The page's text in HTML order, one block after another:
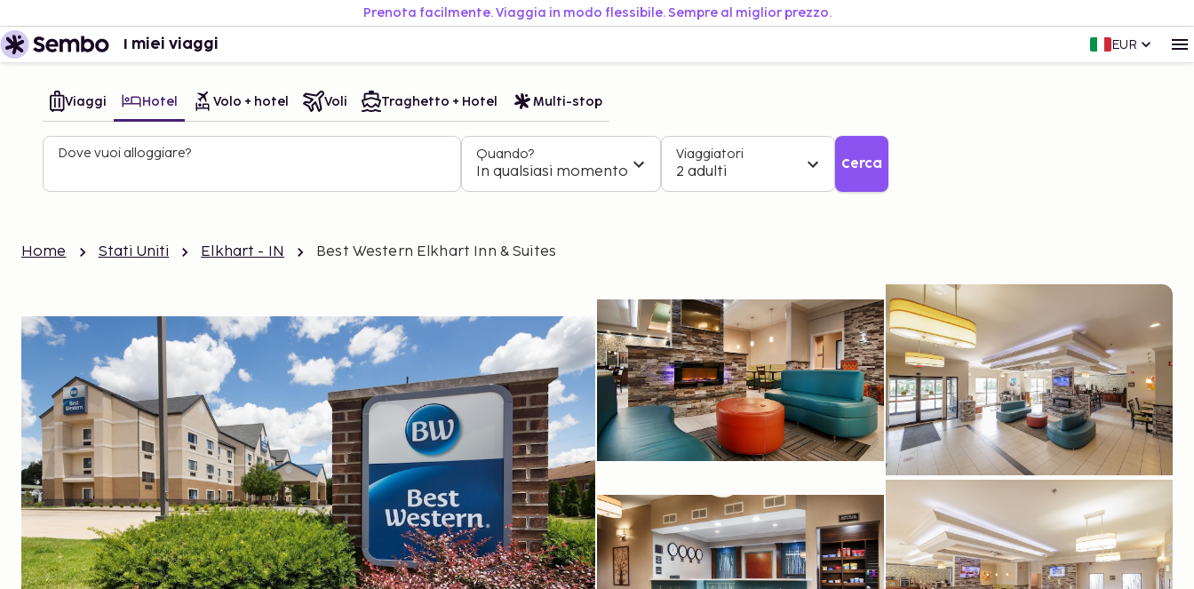
Prenota facilmente. Viaggia in modo flessibile. Sempre al miglior prezzo.
I miei viaggi EUR
Viaggi Hotel Volo + hotel Voli Traghetto + Hotel Multi-stop
Dove vuoi alloggiare? Quando?
In qualsiasi momento
Viaggiatori
2 adulti Cerca
Home Stati Uniti Elkhart - IN Best Western Elkhart Inn & Suites